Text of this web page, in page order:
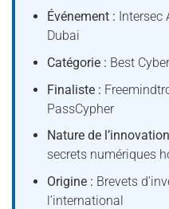
Événement :
Dubai
Catégorie : Best
Finaliste :
PassCypher
Nature de
secrets numériques
Origine : Brevets
l’international